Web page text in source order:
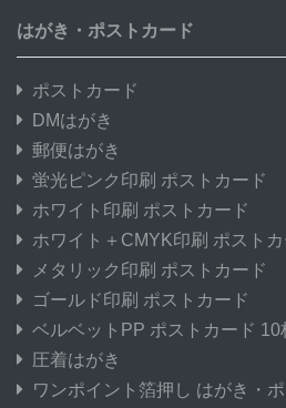
はがき・ポストカード
ポストカード
DMはがき
郵便はがき
蛍光ピンク印刷 ポストカード
ホワイト印刷 ポストカード
ホワイト＋CMYK印刷 ポストカ
メタリック印刷 ポストカード
ゴールド印刷 ポストカード
ベルベットPP ポストカード 10
圧着はがき
ワンポイント箔押し はがき・